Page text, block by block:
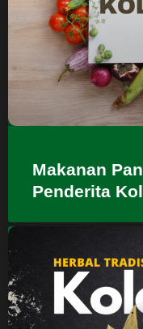
Makanan
Penderita